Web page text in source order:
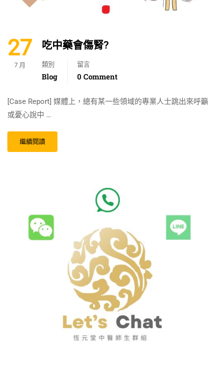
27
7 月
吃中藥會傷腎?
類別
Blog
留言
0 Comment
[Case Report] 媒體上，總有某一些領域的專業人士跳出來呼籲
或憂心說中 …
繼續閱讀